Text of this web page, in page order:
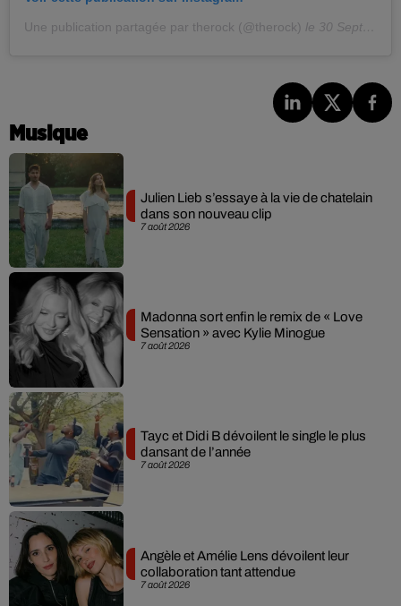
Une publication partagée par therock (@therock) le 30 Sept. 2020 à 5 :42 PDT
Musique
7 août 2026
Julien Lieb s’essaye à la vie de chatelain
dans son nouveau clip
7 août 2026
Madonna sort enfin le remix de « Love
Sensation » avec Kylie Minogue
7 août 2026
Tayc et Didi B dévoilent le single le plus
dansant de l’année
7 août 2026
Angèle et Amélie Lens dévoilent leur
collaboration tant attendue